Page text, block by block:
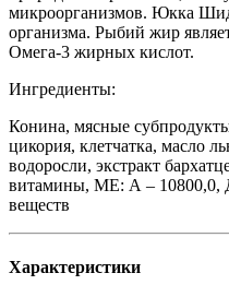
микроорганизмов. Юкка
организма. Рыбий жир
Омега-3 жирных кислот.
Ингредиенты:
Конина, мясные
цикория, клетчатка, масло
водоросли, экстракт
витамины, МЕ: А – 10800,0,
веществ
Характеристики